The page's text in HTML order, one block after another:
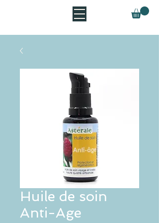
Huile de soin
Anti-Age